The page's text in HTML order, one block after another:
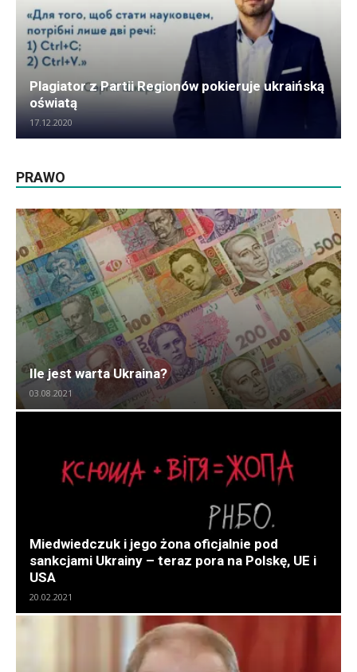
Plagiator z Partii Regionów pokieruje ukraińską
oświatą
17.12.2020
PRAWO
Ile jest warta Ukraina?
03.08.2021
Miedwiedczuk i jego żona oficjalnie pod
sankcjami Ukrainy – teraz pora na Polskę, UE i
USA
20.02.2021